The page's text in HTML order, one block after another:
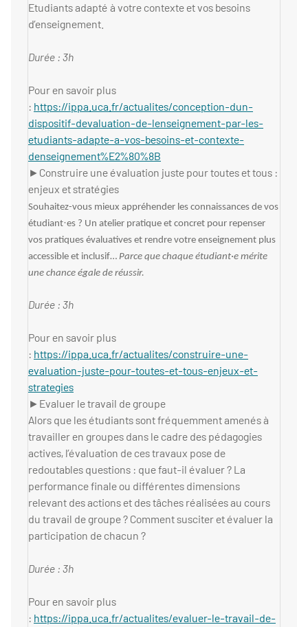
Etudiants adapté à votre contexte et vos besoins
d’enseignement.
Durée : 3h
Pour en savoir plus
: https://ippa.uca.fr/actualites/conception-dun-
dispositif-devaluation-de-lenseignement-par-les-
etudiants-adapte-a-vos-besoins-et-contexte-
denseignement%E2%80%8B
►Construire une évaluation juste pour toutes et tous :
enjeux et stratégies
Souhaitez-vous mieux appréhender les connaissances de vos
étudiant·es ? Un atelier pratique et concret pour repenser
vos pratiques évaluatives et rendre votre enseignement plus
accessible et inclusif… Parce que chaque étudiant·e mérite
une chance égale de réussir.
Durée : 3h
Pour en savoir plus
: https://ippa.uca.fr/actualites/construire-une-
evaluation-juste-pour-toutes-et-tous-enjeux-et-
strategies
►Evaluer le travail de groupe
Alors que les étudiants sont fréquemment amenés à
travailler en groupes dans le cadre des pédagogies
actives, l’évaluation de ces travaux pose de
redoutables questions : que faut-il évaluer ? La
performance finale ou différentes dimensions
relevant des actions et des tâches réalisées au cours
du travail de groupe ? Comment susciter et évaluer la
participation de chacun ?
Durée : 3h
Pour en savoir plus
: https://ippa.uca.fr/actualites/evaluer-le-travail-de-